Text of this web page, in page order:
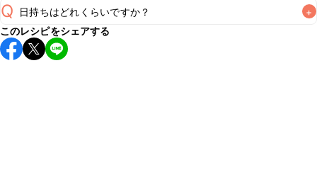
Q 日持ちはどれくらいですか？ +
保存期間は冷蔵で翌日中が目安です。なるべくお早めにお召
し上がりください。
このレシピをシェアする